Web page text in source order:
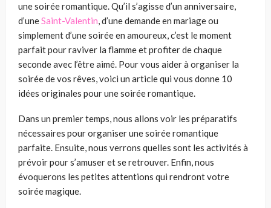
une soirée romantique. Qu’il s’agisse d’un anniversaire,
d’uneSaint-Valentin, d’une demande en mariage ou
simplement d’une soirée en amoureux, c’est le moment
parfait pour raviver la flamme et profiter de chaque
seconde avec l’être aimé. Pour vous aider à organiser la
soirée de vos rêves, voici un article qui vous donne 10
idées originales pour une soirée romantique.
Dans un premier temps, nous allons voir les préparatifs
nécessaires pour organiser une soirée romantique
parfaite. Ensuite, nous verrons quelles sont les activités à
prévoir pour s’amuser et se retrouver. Enfin, nous
évoquerons les petites attentions qui rendront votre
soirée magique.